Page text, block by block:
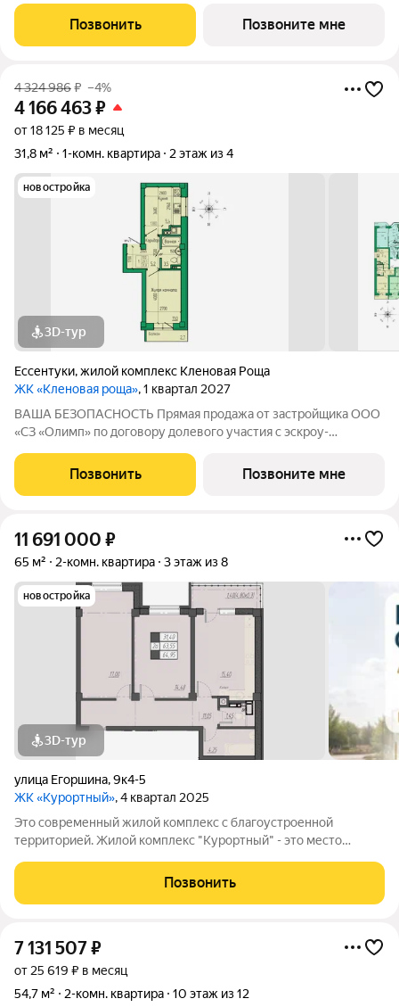
продажи от застройщика быстро и безопасно 3 варианта
Позвонить Позвоните мне
4 324 986₽ –4%
4 166 463₽
от 18 125 ₽ в месяц
31,8 м²
1-комн. квартира 2 этаж из 4
новостройка
3D-тур
Ессентуки,жилой комплекс Кленовая Роща
ЖК «Кленовая роща», 1 квартал 2027
ВАША БЕЗОПАСНОСТЬ Прямая продажа от застройщика ООО
«СЗ «Олимп» по договору долевого участия с эскроу-
ПРИВИЛЕГИИ Собственный минеральный источник Парк с
зонами отдыха Комплекс расположен в зелёной зоне
Позвонить Позвоните мне
11 691 000 ₽
65 м² 2-комн. квартира 3 этаж из 8
новостройка
3D-тур
улица Егоршина,9к4-5
ЖК «Курортный», 4 квартал 2025
Это современный жилой комплекс с благоустроенной
территорией. Жилой комплекс "Курортный" - это место
повседневной суете и погрузитесь в атмосферу комфорта,
веселья и отдыха. В 5 минутах ходьбы от
Позвонить
7 131 507₽
от 25 619 ₽ в месяц
54,7 м²
2-комн. квартира 10 этаж из 12